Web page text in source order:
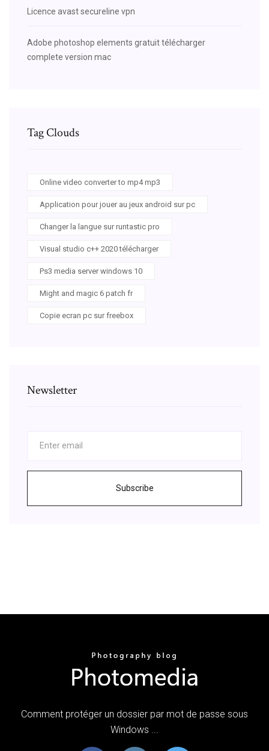
Licence avast secureline vpn
Adobe photoshop elements gratuit télécharger
complete version mac
Tag Clouds
Online video converter to mp4 mp3
Application pour jouer au jeux android sur pc
Changer la langue sur runtastic pro
Visual studio c++ 2020 télécharger
Ps3 media server windows 10
Might and magic 6 patch fr
Copie ecran pc sur freebox
Newsletter
Subscribe
Comment protéger un dossier par mot de passe sous
Windows ...